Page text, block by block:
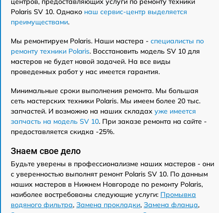
Polaris SV 10. Однако наш сервис-центр выделяется
преимуществами.
Мы ремонтируем Polaris. Наши мастера - специалисты по
ремонту техники Polaris. Восстановить модель SV 10 для
мастеров не будет новой задачей. На все виды
проведенных работ у нас имеется гарантия.
Минимальные сроки выполнения ремонта. Мы большая
сеть мастерских техники Polaris. Мы имеем более 20 тыс.
запчастей. И возможно на наших складах уже имеется
запчасть на модель SV 10. При заказе ремонта на сайте -
предоставляется скидка -25%.
Знаем свое дело
Будьте уверены в профессионализме наших мастеров - они
с уверенностью выполнят ремонт Polaris SV 10. По данным
наших мастеров в Нижнем Новгороде по ремонту Polaris,
наиболее востребованы следующие услуги: Промывка
водяного фильтра, Замена прокладки, Замена фланца,